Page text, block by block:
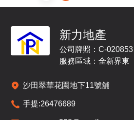
新力地產
公司牌照：C-020853
服務區域：全新界東
沙田翠華花園地下11號舖
手提:26476689